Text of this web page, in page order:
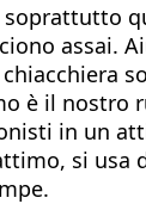
assai.
è il nostro
in un
si